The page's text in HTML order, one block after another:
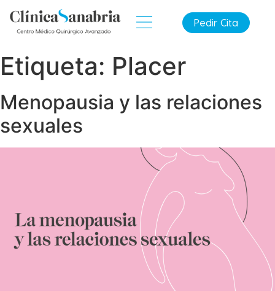
Pedir Cita
Etiqueta: Placer
Menopausia y las relaciones
sexuales